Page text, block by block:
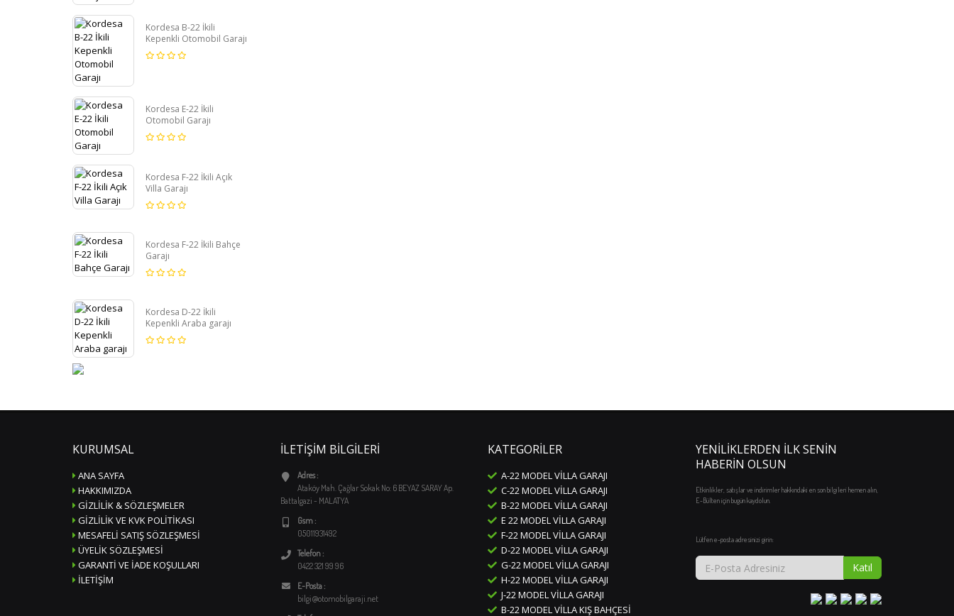
Kordesa B-22 İkili
Kepenkli Otomobil Garajı
Kordesa E-22 İkili
Otomobil Garajı
Kordesa F-22 İkili Açık
Villa Garajı
Kordesa F-22 İkili Bahçe
Garajı
Kordesa D-22 İkili
Kepenkli Araba garajı
KURUMSAL
ANA SAYFA
HAKKIMIZDA
GIZLILIK & SÖZLEŞMELER
GIZLILIK VE KVK POLITIKASI
MESAFELI SATIŞ SÖZLEŞMESI
ÜYELIK SÖZLEŞMESI
GARANTI VE İADE KOŞULLARI
İLETIŞIM
İLETIŞIM BILGILERI
Adres :
Ataköy Mah. Çağlar Sokak No: 6 BEYAZ SARAY Ap.
Battalgazi - MALATYA
Gsm :
05011931492
Telefon :
0422 321 99 96
E-Posta :
bilgi@otomobilgaraji.net
KATEGORILER
A-22 MODEL VILLA GARAJI
C-22 MODEL VILLA GARAJI
B-22 MODEL VILLA GARAJI
E 22 MODEL VILLA GARAJI
F-22 MODEL VILLA GARAJI
D-22 MODEL VILLA GARAJI
G-22 MODEL VILLA GARAJI
H-22 MODEL VILLA GARAJI
J-22 MODEL VILLA GARAJI
B-22 MODEL VILLA KIŞ BAHÇESI
YENILIKLERDEN İLK SENIN
HABERIN OLSUN
Etkinlikler, satışlar ve indirimler hakkındaki en son bilgileri hemen alın,
E-Bülten için bugün kaydolun.
Lütfen e-posta adresinizi girin:
Katıl